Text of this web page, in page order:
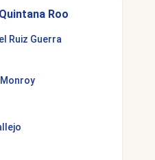
Roo
Ruiz Guerra